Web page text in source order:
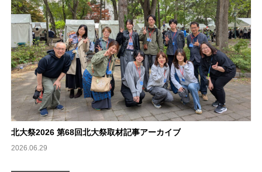
北大祭2026 第68回北大祭取材記事アーカイブ
2026.06.29